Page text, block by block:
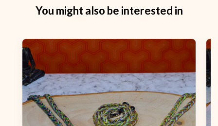
You might also be interested in